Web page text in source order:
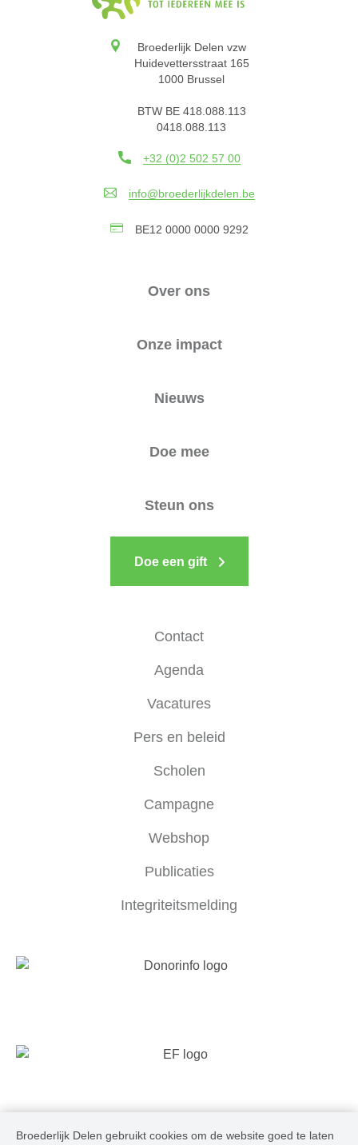
Broederlijk Delen vzw
Huidevettersstraat 165
1000 Brussel
BTW BE 418.088.113
0418.088.113
+32 (0)2 502 57 00
info@broederlijkdelen.be
BE12 0000 0000 9292
Over ons
Onze impact
Nieuws
Doe mee
Steun ons
Doe een gift
Contact
Agenda
Vacatures
Pers en beleid
Scholen
Campagne
Webshop
Publicaties
Integriteitsmelding
Broederlijk Delen gebruikt cookies om de website goed te laten